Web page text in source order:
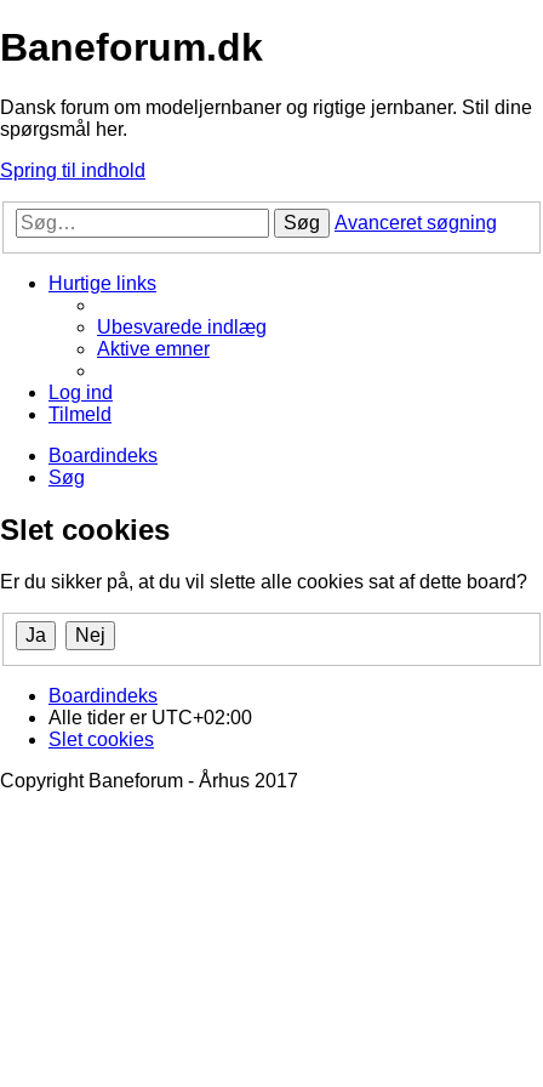
Baneforum.dk
Dansk forum om modeljernbaner og rigtige jernbaner. Stil dine
spørgsmål her.
Spring til indhold
Søg Avanceret søgning
Hurtige links
Ubesvarede indlæg
Aktive emner
Log ind
Tilmeld
Boardindeks
Søg
Slet cookies
Er du sikker på, at du vil slette alle cookies sat af dette board?
Boardindeks
Alle tider er UTC+02:00
Slet cookies
Copyright Baneforum - Århus 2017